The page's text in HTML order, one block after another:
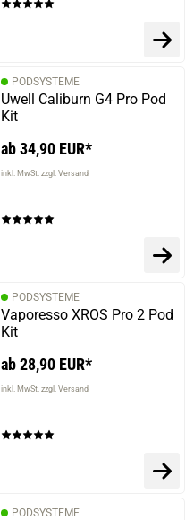
PODSYSTEME
Uwell Caliburn G4 Pro Pod
Kit
ab 34,90 EUR*
inkl. MwSt. zzgl. Versand
PODSYSTEME
Vaporesso XROS Pro 2 Pod
Kit
ab 28,90 EUR*
inkl. MwSt. zzgl. Versand
PODSYSTEME